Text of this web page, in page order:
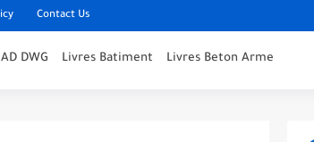
Contact Us
DWG Livres Batiment Livres Beton Arme